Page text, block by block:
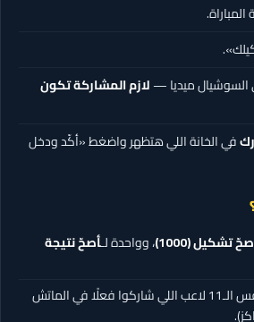
ميديا —لازم المشاركة تكون
في الخانة اللي هتظهر واضغط «أكّد ودخل
تشكيل(1000) ، وواحدة لـأصحّ نتيجة
«التشكيل الصح» = نفس الـ11 لاعب اللي شاركوا فعلًا في الماتش